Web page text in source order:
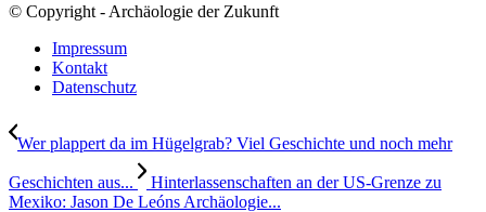
© Copyright - Archäologie der Zukunft
Impressum
Kontakt
Datenschutz
Wer plappert da im Hügelgrab? Viel Geschichte und noch mehr
Geschichten aus...
Hinterlassenschaften an der US-Grenze zu
Mexiko: Jason De Leóns Archäologie...